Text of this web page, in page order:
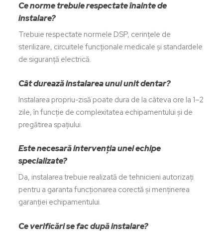
Ce norme trebuie respectate înainte de
instalare?
Trebuie respectate normele DSP, cerințele de
sterilizare, circuitele funcționale medicale și standardele
de siguranță electrică.
Cât durează instalarea unui unit dentar?
Instalarea propriu-zisă poate dura de la câteva ore la 1–2
zile, în funcție de complexitatea echipamentului și de
pregătirea spațiului.
Este necesară intervenția unei echipe
specializate?
Da, instalarea trebuie realizată de tehnicieni autorizați
pentru a garanta funcționarea corectă și menținerea
garanției echipamentului.
Ce verificări se fac după instalare?